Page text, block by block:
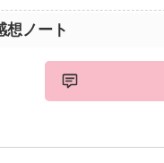
想ノート